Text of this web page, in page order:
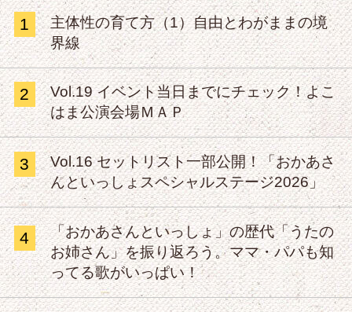
1
主体性の育て方（1）自由とわがままの境
界線
2
Vol.19 イベント当日までにチェック！よこ
はま公演会場ＭＡＰ
3
Vol.16 セットリスト一部公開！「おかあさ
んといっしょスペシャルステージ2026」
4
「おかあさんといっしょ」の歴代「うたの
お姉さん」を振り返ろう。ママ・パパも知
ってる歌がいっぱい！